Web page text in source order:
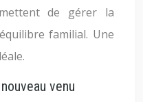
de gérer la
familial. Une
venu